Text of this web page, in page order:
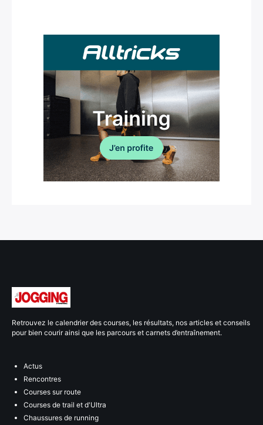
Retrouvez le calendrier des courses, les résultats, nos articles et conseils
pour bien courir ainsi que les parcours et carnets d’entraînement.
Actus
Rencontres
Courses sur route
Courses de trail et d'Ultra
Chaussures de running